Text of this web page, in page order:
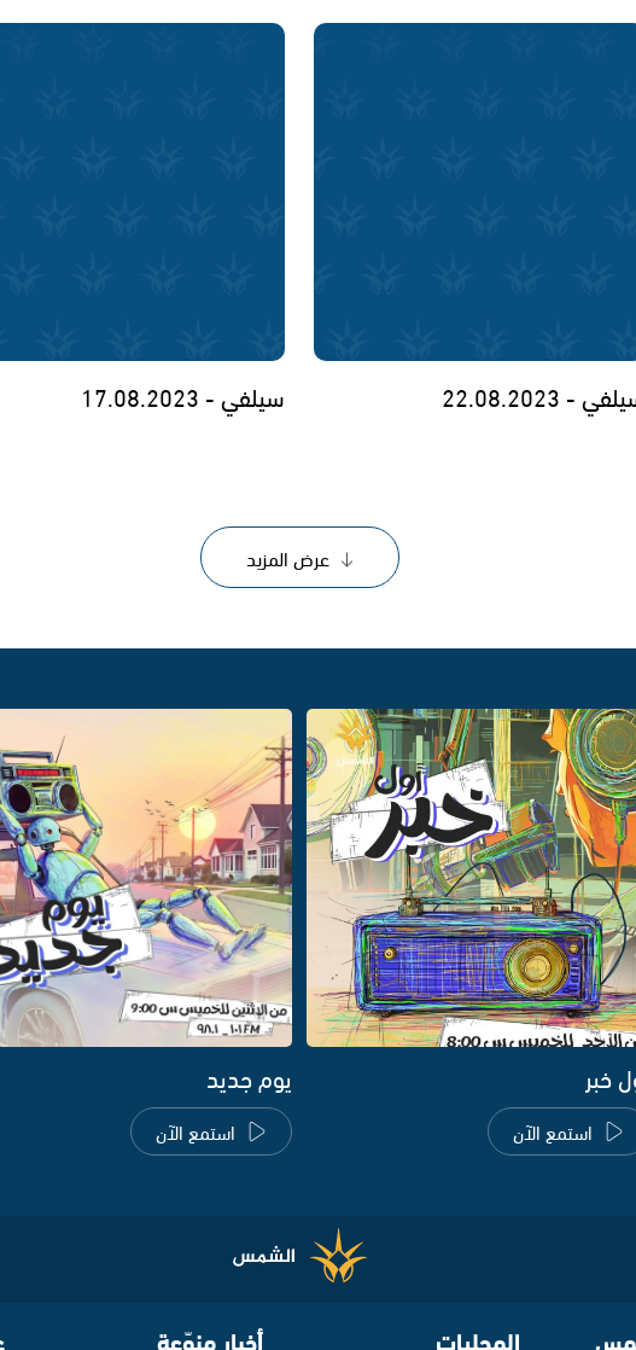
- 22.08.2023 سيلفي - 17.08.2023
عرض المزيد
خبر
استمع الآن
يوم جديد
استمع الآن
المحليات أخبار منوّعة